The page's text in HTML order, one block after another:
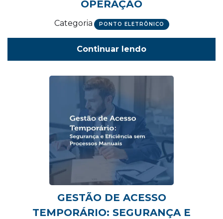
OPERAÇÃO
Categoria PONTO ELETRÔNICO
Continuar lendo
GESTÃO DE ACESSO
TEMPORÁRIO: SEGURANÇA E